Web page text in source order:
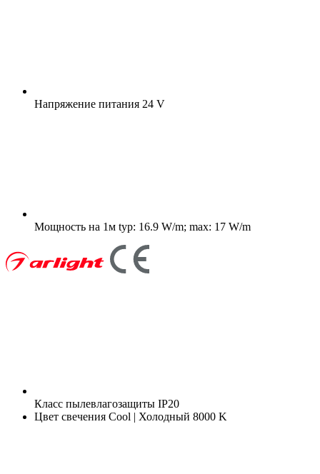
Напряжение питания 24 V
Мощность на 1м typ: 16.9 W/m; max: 17 W/m
Класс пылевлагозащиты IP20
Цвет свечения Cool | Холодный 8000 K